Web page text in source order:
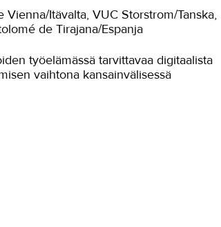
Itävalta, VUC Storstrom/Tanska,
de Tirajana/Espanja
työelämässä tarvittavaa digitaalista
vaihtona kansainvälisessä